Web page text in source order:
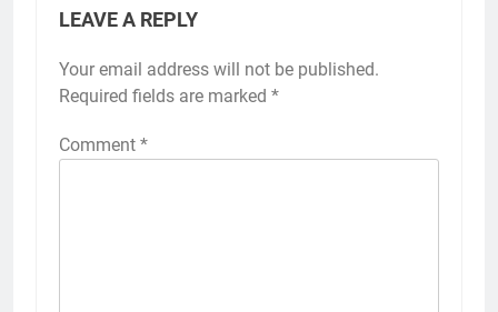
LEAVE A REPLY
Your email address will not be published.
Required fields are marked *
Comment *